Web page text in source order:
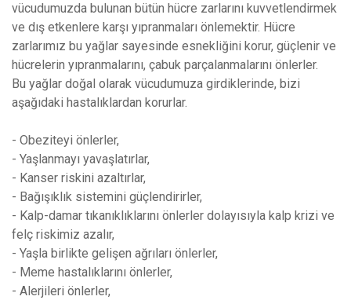
vücudumuzda bulunan bütün hücre zarlarını kuvvetlendirmek
ve dış etkenlere karşı yıpranmaları önlemektir. Hücre
zarlarımız bu yağlar sayesinde esnekliğini korur, güçlenir ve
hücrelerin yıpranmalarını, çabuk parçalanmalarını önlerler.
Bu yağlar doğal olarak vücudumuza girdiklerinde, bizi
aşağıdaki hastalıklardan korurlar.
- Obeziteyi önlerler,
- Yaşlanmayı yavaşlatırlar,
- Kanser riskini azaltırlar,
- Bağışıklık sistemini güçlendirirler,
- Kalp-damar tıkanıklıklarını önlerler dolayısıyla kalp krizi ve
felç riskimiz azalır,
- Yaşla birlikte gelişen ağrıları önlerler,
- Meme hastalıklarını önlerler,
- Alerjileri önlerler,